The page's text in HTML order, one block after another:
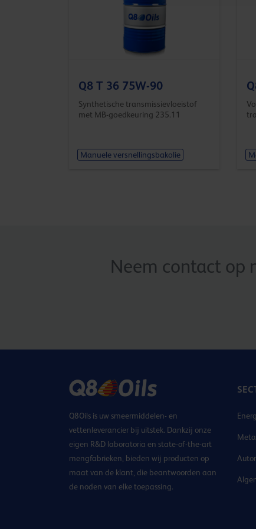
Q8 T 36 75W-90
Synthetische transmissievloeistof
met MB-goedkeuring 235.11
Manuele versnellingsbakolie
Neem contact op
Q8Oils is uw smeermiddelen- en
vettenleverancier bij uitstek. Dankzij onze
eigen R&D laboratoria en state-of-the-art
mengfabrieken, bieden wij producten op
maat van de klant, die beantwoorden aan
de noden van elke toepassing.